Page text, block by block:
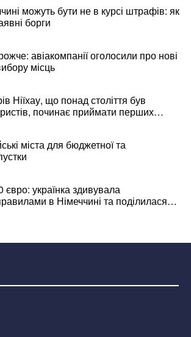
можуть бути не в курсі штрафів: як
борги
авіакомпанії оголосили про нові
місць
Ніїхау, що понад століття був
починає приймати перших
міста для бюджетної та
українка здивувала
в Німеччині та поділилася